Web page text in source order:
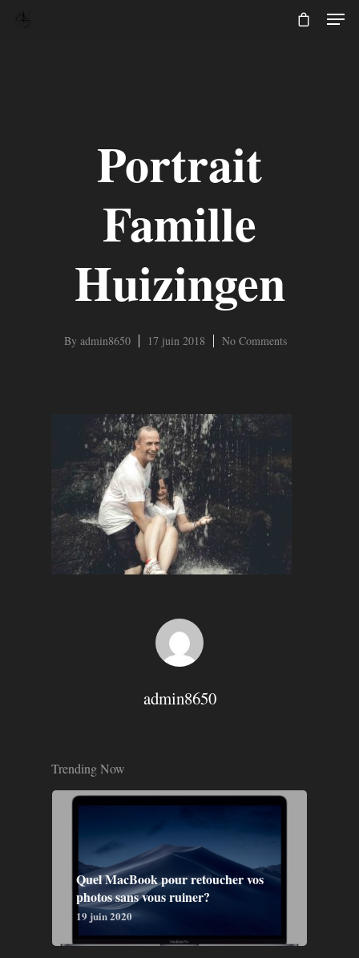
Hit enter to search or ESC to close
Portrait
Famille
Huizingen
By admin8650 17 juin 2018 No Comments
admin8650
Trending Now
Quel MacBook pour retoucher vos
photos sans vous ruiner?
19 juin 2020